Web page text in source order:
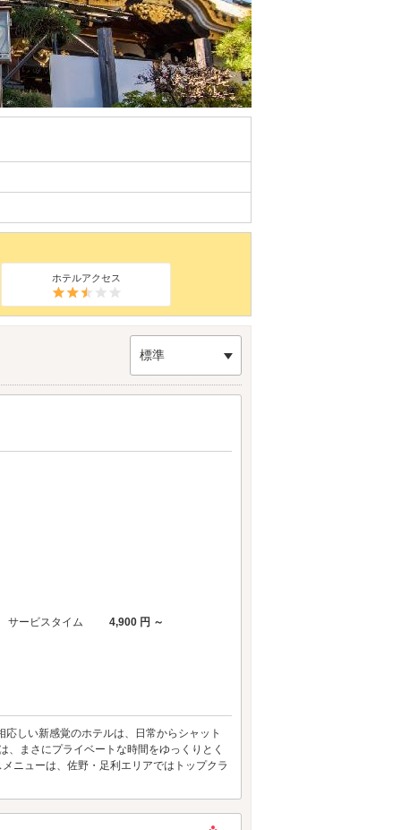
ホテルアクセス
標準
サービスタイム 4,900 円 ～
しい新感覚のホテルは、日常からシャット
まさにプライベートな時間をゆっくりとく
ニューは、佐野・足利エリアではトップクラ